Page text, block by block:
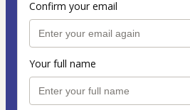
Confirm your email
Your full name